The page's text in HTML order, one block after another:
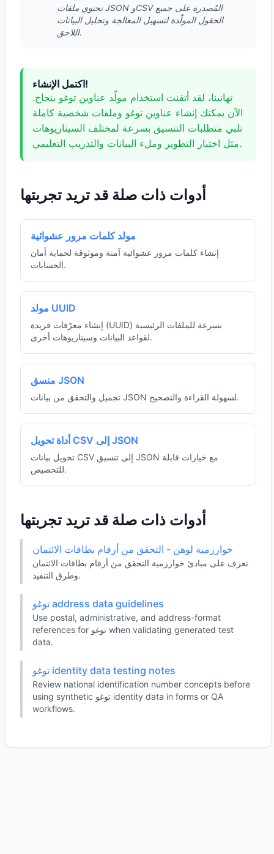
تحتوي ملفات JSON وCSV المُصدرة على جميع
الحقول المولّدة لتسهيل المعالجة وتحليل البيانات
اللاحق.
اكتمل الإنشاء!
تهانينا، لقد أتقنت استخدام مولّد عناوين توغو بنجاح.
الآن يمكنك إنشاء عناوين توغو وملفات شخصية كاملة
تلبي متطلبات التنسيق بسرعة لمختلف السيناريوهات
مثل اختبار التطوير وملء البيانات والتدريب التعليمي.
أدوات ذات صلة قد تريد تجربتها
مولد كلمات مرور عشوائية
إنشاء كلمات مرور عشوائية آمنة وموثوقة لحماية أمان
الحسابات.
مولد UUID
إنشاء معرّفات فريدة (UUID) بسرعة للملفات الرئيسية
لقواعد البيانات وسيناريوهات أخرى.
منسق JSON
تجميل والتحقق من بيانات JSON لسهولة القراءة والتصحيح.
أداة تحويل CSV إلى JSON
تحويل بيانات CSV إلى تنسيق JSON مع خيارات قابلة
للتخصيص.
أدوات ذات صلة قد تريد تجربتها
خوارزمية لوهن - التحقق من أرقام بطاقات الائتمان
تعرف على مبادئ خوارزمية التحقق من أرقام بطاقات الائتمان
وطرق التنفيذ.
توغو address data guidelines
Use postal, administrative, and address-format
references for توغو when validating generated test
data.
توغو identity data testing notes
Review national identification number concepts before
using synthetic توغو identity data in forms or QA
workflows.